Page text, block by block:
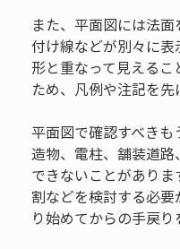
また、平面図には法
付け線などが別々に
形と重なって見える
ため、凡例や注記を
平面図で確認すべき
造物、電柱、舗装道
できないことがあり
割などを検討する必
り始めてからの手戻